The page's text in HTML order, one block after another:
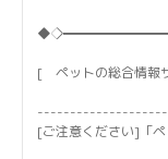
[ ペットの総合情報
[ご注意ください]「